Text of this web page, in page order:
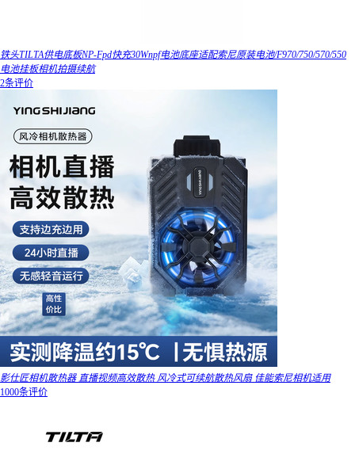
铁头TILTA供电底板NP-Fpd快充30Wnpf电池底座适配索尼原装电池/F970/750/570/550
电池挂板相机拍摄续航
2条评价
影仕匠相机散热器 直播视频高效散热 风冷式可续航散热风扇 佳能索尼相机适用
1000条评价